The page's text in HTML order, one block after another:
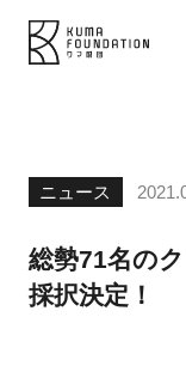
ニュース
総勢71名の
採択決定！